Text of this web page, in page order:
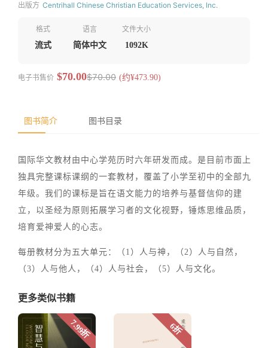
出版方 Centrihall Chinese Christian Education Services, Inc.
格式
流式
语言
简体中文
文件大小
1092K
电子书售价 $70.00$70.00 (约¥473.90)
图书简介 图书目录
国际华文教材由中心学苑历时六年研发而成。是目前市面上
独具完整课标课纲的一套教材，覆盖了小学至初中的全部九
年级。我们的课标是旨在语文能力的培养与基督信仰的建
立，以圣经为原则拓展学习者的文化视野，锤炼思维品质，
培育爱神爱人的心志。
每册教材分为五大单元：（1）人与神，（2）人与自然，
（3）人与他人，（4）人与社会，（5）人与文化。
更多类似书籍